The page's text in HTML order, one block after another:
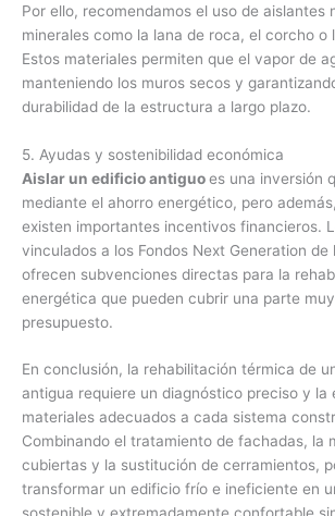
Por ello, recomendamos el uso de aislantes
minerales como la lana de roca, el corcho o
Estos materiales permiten que el vapor de
manteniendo los muros secos y
durabilidad de la estructura a largo plazo.
5. Ayudas y sostenibilidad económica
Aislar un edificio antiguoes una inversión
mediante el ahorro energético, pero
existen importantes incentivos financieros.
vinculados a los Fondos Next Generation de
ofrecen subvenciones directas para la
energética que pueden cubrir una parte
presupuesto.
En conclusión, la rehabilitación térmica de
antigua requiere un diagnóstico preciso y la
materiales adecuados a cada sistema
Combinando el tratamiento de fachadas, la
cubiertas y la sustitución de cerramientos,
transformar un edificio frío e ineficiente en